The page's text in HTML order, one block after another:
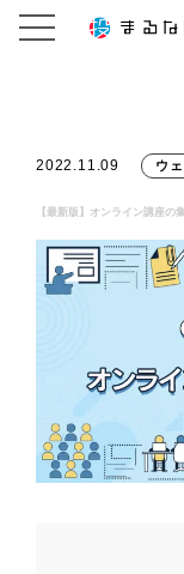
2022.11.09 ウ
【最新版】オンライン講座の